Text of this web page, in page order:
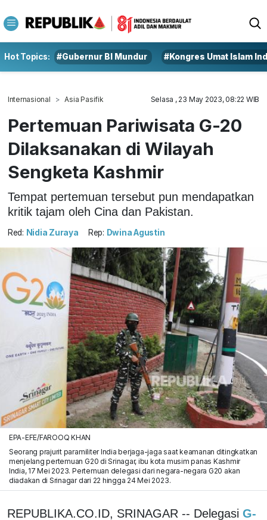
Hot Topics: #Gubernur BI Mundur #Kongres Umat Islam
Internasional Asia Pasifik Selasa , 23 May 2023, 08:22 WIB
Pertemuan Pariwisata G-20
Dilaksanakan di Wilayah
Sengketa Kashmir
Tempat pertemuan tersebut pun mendapatkan
kritik tajam oleh Cina dan Pakistan.
Red: Nidia Zuraya Rep: Dwina Agustin
EPA-EFE/FAROOQ KHAN
Seorang prajurit paramiliter India berjaga-jaga saat keamanan ditingkatkan
menjelang pertemuan G20 di Srinagar, ibu kota musim panas Kashmir
India, 17 Mei 2023. Pertemuan delegasi dari negara-negara G20 akan
diadakan di Srinagar dari 22 hingga 24 Mei 2023.
REPUBLIKA.CO.ID, SRINAGAR -- Delegasi G-